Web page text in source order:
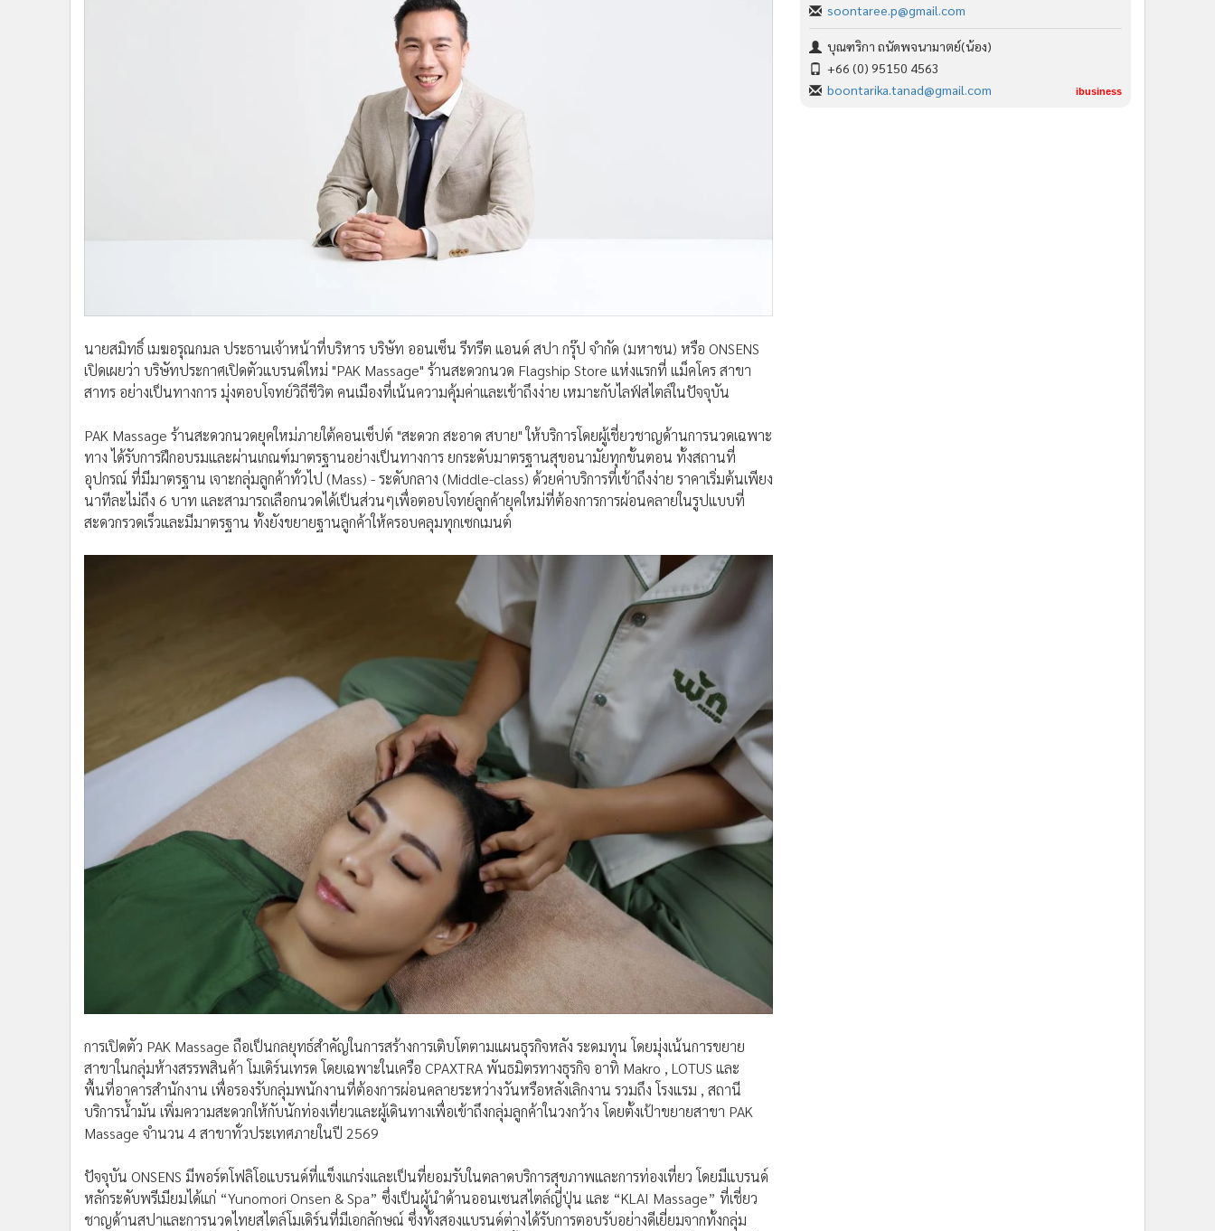
นายสมิทธิ์ เมฆอรุณกมล ประธานเจ้าหน้าที่บริหาร บริษัท ออนเซ็น รีทรีต แอนด์ สปา กรุ๊ป จำกัด (มหาชน) หรือ ONSENS
เปิดเผยว่า บริษัทประกาศเปิดตัวแบรนด์ใหม่ "PAK Massage" ร้านสะดวกนวด Flagship Store แห่งแรกที่ แม็คโคร สาขา
สาทร อย่างเป็นทางการ มุ่งตอบโจทย์วิถีชีวิต คนเมืองที่เน้นความคุ้มค่าและเข้าถึงง่าย เหมาะกับไลฟ์สไตล์ในปัจจุบัน
PAK Massage ร้านสะดวกนวดยุคใหม่ภายใต้คอนเซ็ปต์ "สะดวก สะอาด สบาย" ให้บริการโดยผู้เชี่ยวชาญด้านการนวดเฉพาะ
ทาง ได้รับการฝึกอบรมและผ่านเกณฑ์มาตรฐานอย่างเป็นทางการ ยกระดับมาตรฐานสุขอนามัยทุกขั้นตอน ทั้งสถานที่
อุปกรณ์ ที่มีมาตรฐาน เจาะกลุ่มลูกค้าทั่วไป (Mass) - ระดับกลาง (Middle-class) ด้วยค่าบริการที่เข้าถึงง่าย ราคาเริ่มต้นเพียง
นาทีละไม่ถึง 6 บาท และสามารถเลือกนวดได้เป็นส่วนๆเพื่อตอบโจทย์ลูกค้ายุคใหม่ที่ต้องการการผ่อนคลายในรูปแบบที่
สะดวกรวดเร็วและมีมาตรฐาน ทั้งยังขยายฐานลูกค้าให้ครอบคลุมทุกเซกเมนต์
การเปิดตัว PAK Massage ถือเป็นกลยุทธ์สำคัญในการสร้างการเติบโตตามแผนธุรกิจหลัง ระดมทุน โดยมุ่งเน้นการขยาย
สาขาในกลุ่มห้างสรรพสินค้า โมเดิร์นเทรด โดยเฉพาะในเครือ CPAXTRA พันธมิตรทางธุรกิจ อาทิ Makro , LOTUS และ
พื้นที่อาคารสำนักงาน เพื่อรองรับกลุ่มพนักงานที่ต้องการผ่อนคลายระหว่างวันหรือหลังเลิกงาน รวมถึง โรงแรม , สถานี
บริการน้ำมัน เพิ่มความสะดวกให้กับนักท่องเที่ยวและผู้เดินทางเพื่อเข้าถึงกลุ่มลูกค้าในวงกว้าง โดยตั้งเป้าขยายสาขา PAK
Massage จำนวน 4 สาขาทั่วประเทศภายในปี 2569
ปัจจุบัน ONSENS มีพอร์ตโฟลิโอแบรนด์ที่แข็งแกร่งและเป็นที่ยอมรับในตลาดบริการสุขภาพและการท่องเที่ยว โดยมีแบรนด์
หลักระดับพรีเมียมได้แก่ “Yunomori Onsen & Spa” ซึ่งเป็นผู้นำด้านออนเซนสไตล์ญี่ปุ่น และ “KLAI Massage” ที่เชี่ยว
ชาญด้านสปาและการนวดไทยสไตล์โมเดิร์นที่มีเอกลักษณ์ ซึ่งทั้งสองแบรนด์ต่างได้รับการตอบรับอย่างดีเยี่ยมจากทั้งกลุ่ม
soontaree.p@gmail.com
บุณฑริกา ถนัดพจนามาตย์(น้อง)
+66 (0) 95150 4563
boontarika.tanad@gmail.com
ibusiness